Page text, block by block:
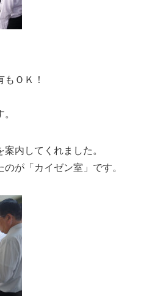
ＯＫ！
内してくれました。
が「カイゼン室」です。